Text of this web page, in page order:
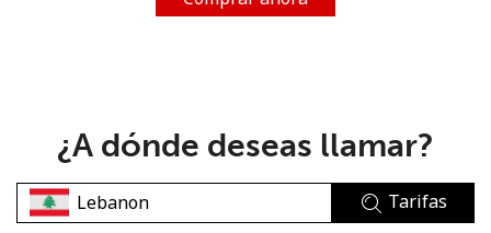
¿A dónde deseas llamar?
Tarifas